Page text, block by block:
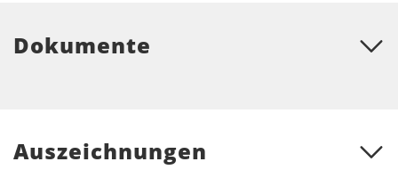
Dokumente
Auszeichnungen